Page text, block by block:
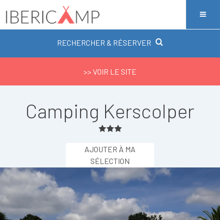
RECHERCHER & RÉSERVER
>> VOIR LE SITE
Camping Kerscolper
AJOUTER À MA
SÉLECTION